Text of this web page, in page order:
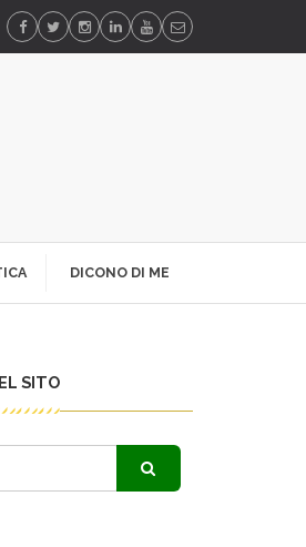
DICONO DI ME
SITO